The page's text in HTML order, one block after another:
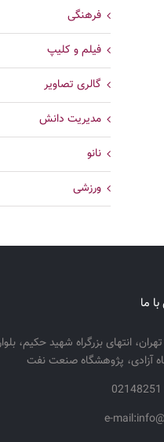
فرهنگی
فیلم و کلیپ
گالری تصاویر
مدیریت دانش
نانو
ورزشی
ما
تهران، انتهای بزرگراه شهید حکیم،
آزادی، پژوهشگاه صنعت نفت
e-